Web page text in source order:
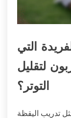
التي
لتقليل
التوتر؟
تدريب اليقظة